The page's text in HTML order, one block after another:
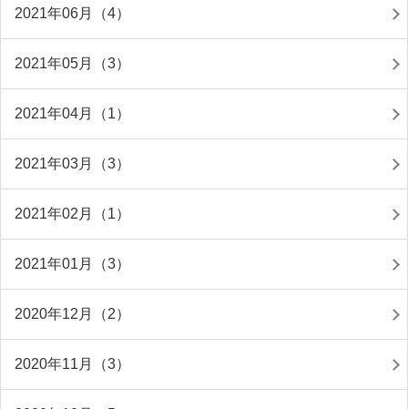
2021年06月（4）
2021年05月（3）
2021年04月（1）
2021年03月（3）
2021年02月（1）
2021年01月（3）
2020年12月（2）
2020年11月（3）